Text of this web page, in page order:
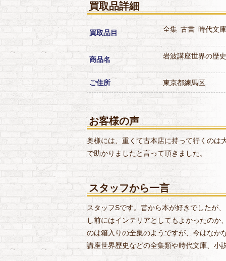
買取品詳細
買取品目 全集 古書 時代文庫
商品名 岩波講座世界の歴史
ご住所 東京都練馬区
お客様の声
奥様には、重くて古本店に持って行くのは
で助かりましたと言って頂きました。
スタッフから一言
スタッフSです。昔から本が好きでしたが
し前にはインテリアとしてもよかったの
のは箱入りの全集のようですが、今はなか
講座世界歴史などの全集類や時代文庫、小